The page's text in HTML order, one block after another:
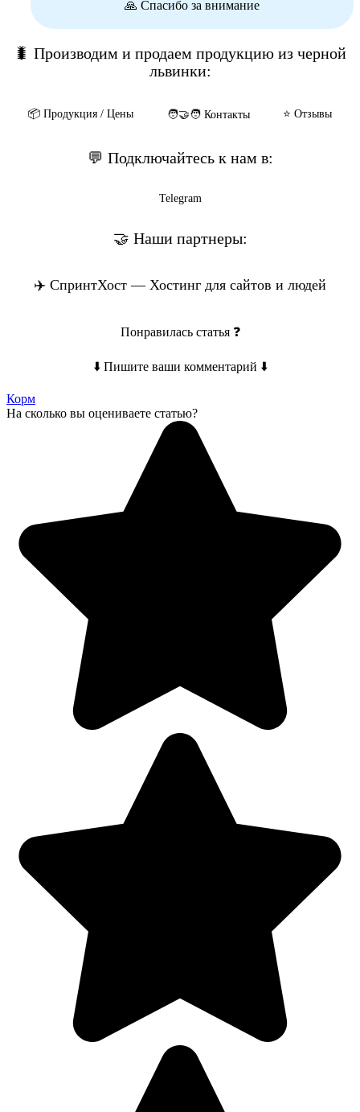
🙏 Спасибо за внимание
🐛 Производим и продаем продукцию из черной
львинки:
📦️ Продукция / Цены 🧑‍🤝‍🧑 Контакты ⭐️ Отзывы
💬 Подключайтесь к нам в:
Telegram
🤝 Наши партнеры:
✈️ СпринтХост — Хостинг для сайтов и людей
Понравилась статья ❓
⬇️ Пишите ваши комментарий ⬇️
Корм
На сколько вы оцениваете статью?